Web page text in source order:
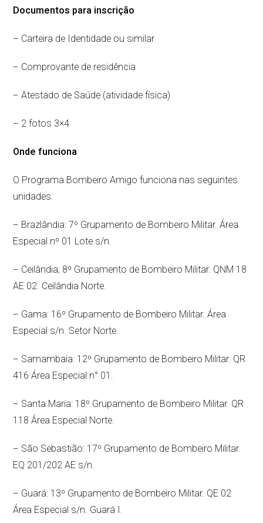
Documentos para inscrição
– Carteira de Identidade ou similar
– Comprovante de residência
– Atestado de Saúde (atividade física)
– 2 fotos 3×4
Onde funciona
O Programa Bombeiro Amigo funciona nas seguintes
unidades:
– Brazlândia: 7º Grupamento de Bombeiro Militar. Área
Especial nº 01 Lote s/n.
– Ceilândia; 8º Grupamento de Bombeiro Militar. QNM 18
AE 02. Ceilândia Norte.
– Gama: 16º Grupamento de Bombeiro Militar. Área
Especial s/n. Setor Norte.
– Samambaia: 12º Grupamento de Bombeiro Militar. QR
416 Área Especial n° 01.
– Santa Maria: 18º Grupamento de Bombeiro Militar. QR
118 Área Especial Norte.
– São Sebastião: 17º Grupamento de Bombeiro Militar.
EQ 201/202 AE s/n.
– Guará: 13º Grupamento de Bombeiro Militar. QE 02
Área Especial s/n. Guará I.